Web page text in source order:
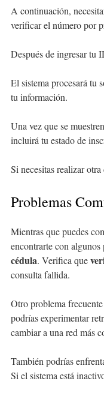
A continuación,
verificar el número por
Después de ingresar tu
El sistema procesará tu
tu información.
Una vez que se
incluirá tu estado de
Si necesitas realizar
Problemas
Mientras que puedes
encontrarte con
cédula. Verifica que
consulta fallida.
Otro problema
podrías experimentar
cambiar a una red más
También podrías
Si el sistema está